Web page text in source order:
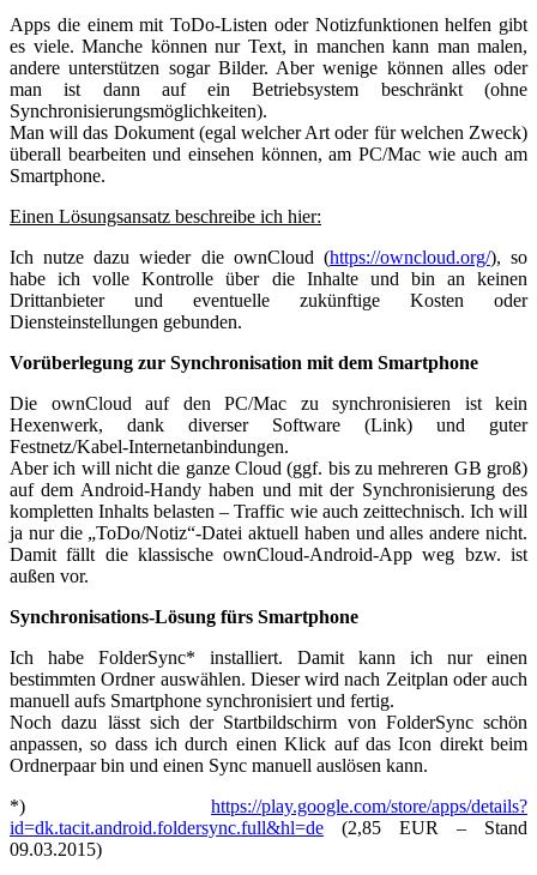
Apps die einem mit ToDo-Listen oder Notizfunktionen helfen gibt
es viele. Manche können nur Text, in manchen kann man malen,
andere unterstützen sogar Bilder. Aber wenige können alles oder
man ist dann auf ein Betriebsystem beschränkt (ohne
Synchronisierungsmöglichkeiten).
Man will das Dokument (egal welcher Art oder für welchen Zweck)
überall bearbeiten und einsehen können, am PC/Mac wie auch am
Smartphone.
Einen Lösungsansatz beschreibe ich hier:
Ich nutze dazu wieder die ownCloud (https://owncloud.org/), so
habe ich volle Kontrolle über die Inhalte und bin an keinen
Drittanbieter und eventuelle zukünftige Kosten oder
Diensteinstellungen gebunden.
Vorüberlegung zur Synchronisation mit dem Smartphone
Die ownCloud auf den PC/Mac zu synchronisieren ist kein
Hexenwerk, dank diverser Software (Link) und guter
Festnetz/Kabel-Internetanbindungen.
Aber ich will nicht die ganze Cloud (ggf. bis zu mehreren GB groß)
auf dem Android-Handy haben und mit der Synchronisierung des
kompletten Inhalts belasten – Traffic wie auch zeittechnisch. Ich will
ja nur die „ToDo/Notiz“-Datei aktuell haben und alles andere nicht.
Damit fällt die klassische ownCloud-Android-App weg bzw. ist
außen vor.
Synchronisations-Lösung fürs Smartphone
Ich habe FolderSync* installiert. Damit kann ich nur einen
bestimmten Ordner auswählen. Dieser wird nach Zeitplan oder auch
manuell aufs Smartphone synchronisiert und fertig.
Noch dazu lässt sich der Startbildschirm von FolderSync schön
anpassen, so dass ich durch einen Klick auf das Icon direkt beim
Ordnerpaar bin und einen Sync manuell auslösen kann.
*) https://play.google.com/store/apps/details?
id=dk.tacit.android.foldersync.full&hl=de (2,85 EUR – Stand
09.03.2015)